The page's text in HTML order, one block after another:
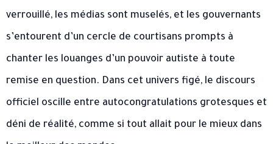
verrouillé, les médias sont muselés, et les gouvernants
s’entourent d’un cercle de courtisans prompts à
chanter les louanges d’un pouvoir autiste à toute
remise en question. Dans cet univers figé, le discours
officiel oscille entre autocongratulations grotesques et
déni de réalité, comme si tout allait pour le mieux dans